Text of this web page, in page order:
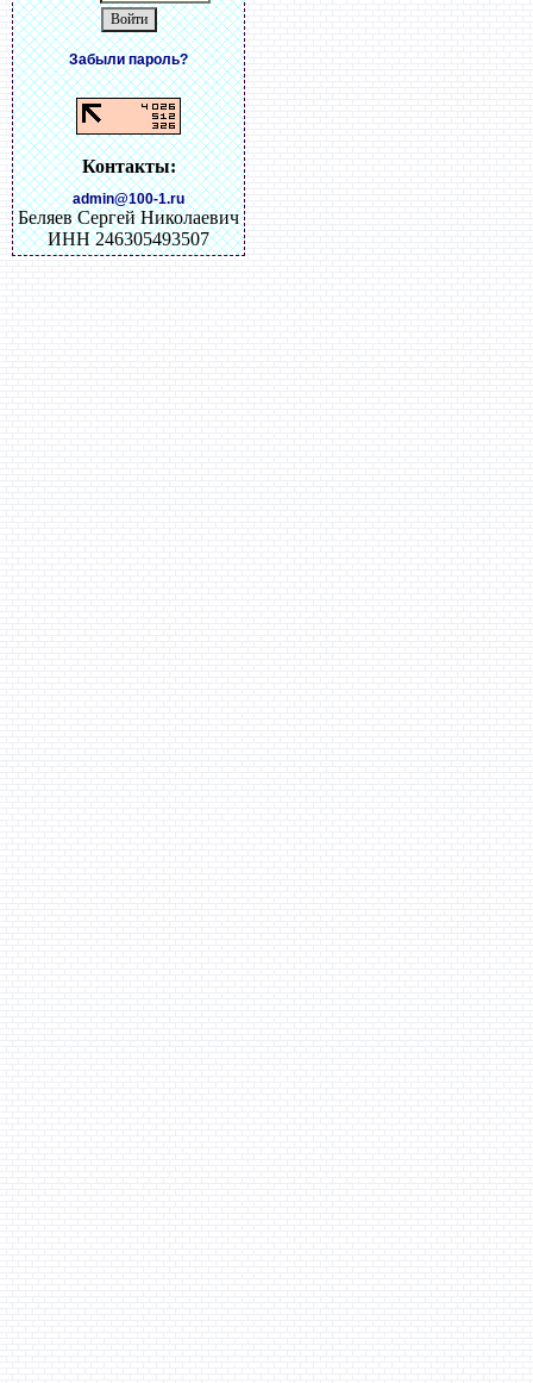
Забыли пароль?
Контакты:
admin@100-1.ru
Беляев Сергей Николаевич
ИНН 246305493507